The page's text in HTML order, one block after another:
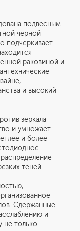
подвесным
черной
подчеркивает
раковиной и
и высокий
зеркала
и умножает
и более
теней.
Сдержанные
и
не только